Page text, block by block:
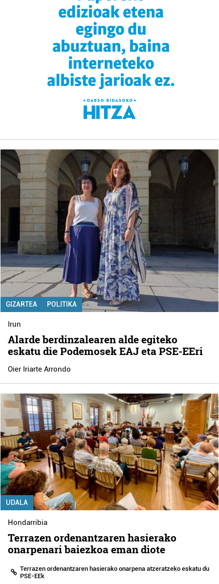
GIZARTEA POLITIKA
Irun
Alarde berdinzalearen alde egiteko
eskatu die Podemosek EAJ eta PSE-EEri
Oier Iriarte Arrondo
UDALA
Hondarribia
Terrazen ordenantzaren hasierako
onarpenari baiezkoa eman diote
Terrazen ordenantzaren hasierako onarpena atzeratzeko eskatu du
PSE-EEk